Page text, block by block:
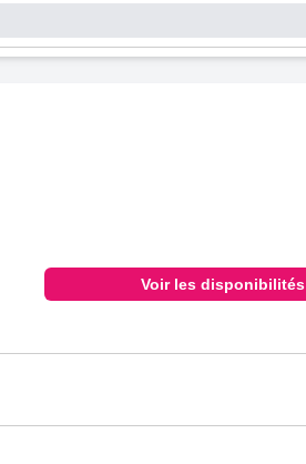
Voir les disponibilités